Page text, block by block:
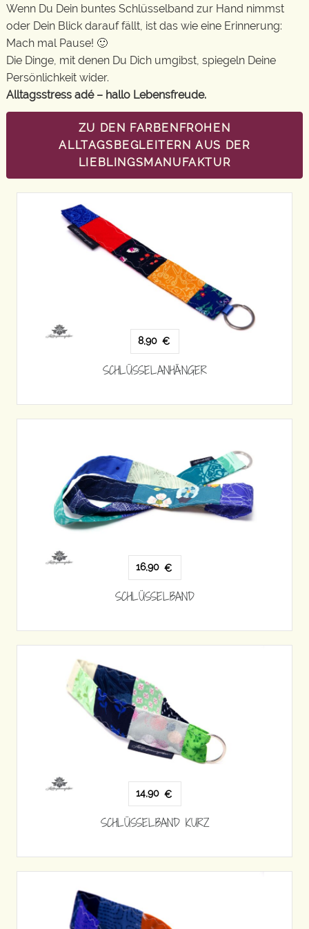
Wenn Du Dein buntes Schlüsselband zur Hand nimmst
oder Dein Blick darauf fällt, ist das wie eine Erinnerung:
Mach mal Pause! 🙂
Die Dinge, mit denen Du Dich umgibst, spiegeln Deine
Persönlichkeit wider.
Alltagsstress adé – hallo Lebensfreude.
ZU DEN FARBENFROHEN
ALLTAGSBEGLEITERN AUS DER
LIEBLINGSMANUFAKTUR
8,90 €
SCHLÜSSELANHÄNGER
16,90 €
SCHLÜSSELBAND
14,90 €
SCHLÜSSELBAND KURZ